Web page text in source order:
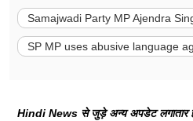
Samajwadi Party MP Ajendra
SP MP uses abusive language
Hindi News से जुड़े अन्य अपडेट लगातार